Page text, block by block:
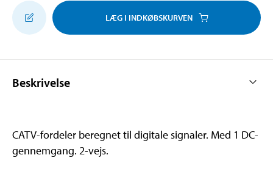
LÆG I INDKØBSKURVEN
Beskrivelse
CATV-fordeler beregnet til digitale signaler. Med 1 DC-
gennemgang. 2-vejs.